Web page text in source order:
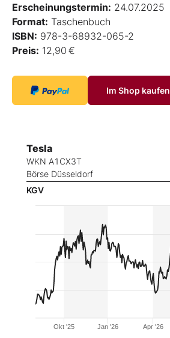
Erscheinungstermin: 24.07.2025
Format: Taschenbuch
ISBN: 978-3-68932-065-2
Preis: 12,90 €
Im Shop kaufen
Tesla
WKN A1CX3T
Börse Düsseldorf
KGV
Okt '25 Jan '26 Apr '26